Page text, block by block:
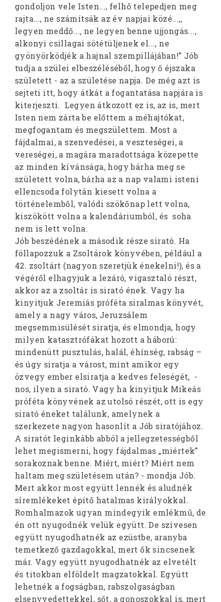
gondoljon vele Isten..., felhő telepedjen meg
rajta..., ne számítsák az év napjai közé...,,
legyen meddő..., ne legyen benne ujjongás...,
alkonyi csillagai sötétüljenek el..., ne
gyönyörködjék a hajnal szempillájában!” Jób
tudja a szülei elbeszéléséből, hogy ő éjszaka
született - az a születése napja. De még azt is
sejteti itt, hogy átkát a fogantatása napjára is
kiterjeszti. Legyen átkozott ez is, az is, mert
Isten nem zárta be előttem a méhajtókat,
megfogantam és megszülettem. Most a
fájdalmai, a szenvedései, a veszteségei, a
vereségei, a magára maradottsága közepette
az minden kívánsága, hogy bárha meg se
született volna, bárha az a nap valami isteni
ellencsoda folytán kiesett volna a
történelemből, valódi szökőnap lett volna,
kiszökött volna a kalendáriumból, és soha
nem is lett volna.
Jób beszédének a második része sirató. Ha
föllapozzuk a Zsoltárok könyvében, például a
42. zsoltárt (nagyon szeretjük énekelni!), és a
végéről elhagyjuk a lezáró, vigasztaló részt,
akkor az a zsoltár is sirató ének. Vagy ha
kinyitjuk Jeremiás próféta siralmas könyvét,
amely a nagy város, Jeruzsálem
megsemmisülését siratja, és elmondja, hogy
milyen katasztrófákat hozott a háború:
mindenütt pusztulás, halál, éhínség, rabság –
és úgy siratja a várost, mint amikor egy
özvegy ember elsiratja a kedves feleségét, -
nos, ilyen a sirató. Vagy ha kinyitjuk Mikeás
próféta könyvének az utolsó részét, ott is egy
sirató éneket találunk, amelynek a
szerkezete nagyon hasonlít a Jób siratójához.
A siratót leginkább abból a jellegzetességből
lehet megismerni, hogy fájdalmas „miértek”
sorakoznak benne. Miért, miért? Miért nem
haltam meg születésem után? - mondja Jób.
Mert akkor most együtt lennék és aludnék
síremlékeket építő hatalmas királyokkal.
Romhalmazok ugyan mindegyik emlékmű, de
én ott nyugodnék velük együtt. De szívesen
együtt nyugodhatnék az ezüstbe, aranyba
temetkező gazdagokkal, mert ők sincsenek
már. Vagy együtt nyugodhatnék az elvetélt
és titokban elföldelt magzatokkal. Együtt
lehetnék a fogságban, rabszolgaságban
elsenyvedettekkel, sőt, a gonoszokkal is, mert